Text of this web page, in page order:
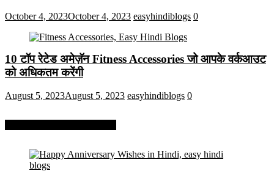
October 4, 2023October 4, 2023 easyhindiblogs 0
10 टॉप रेटेड अमेज़ॅन Fitness Accessories जो आपके वर्कआउट
को अधिकतम करेंगी
August 5, 2023August 5, 2023 easyhindiblogs 0